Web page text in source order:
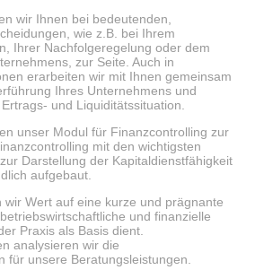
wir Ihnen bei bedeutenden,
wie z.B. bei Ihrem
Ihrer Nachfolgeregelung oder dem
zur Seite. Auch in
erarbeiten wir mit Ihnen gemeinsam
Ihres Unternehmens und
und Liquiditätssituation.
unser Modul für Finanzcontrolling zur
mit den wichtigsten
Darstellung der Kapitaldienstfähigkeit
aufgebaut.
wir Wert auf eine kurze und prägnante
und finanzielle
Praxis als Basis dient.
analysieren wir die
für unsere Beratungsleistungen.